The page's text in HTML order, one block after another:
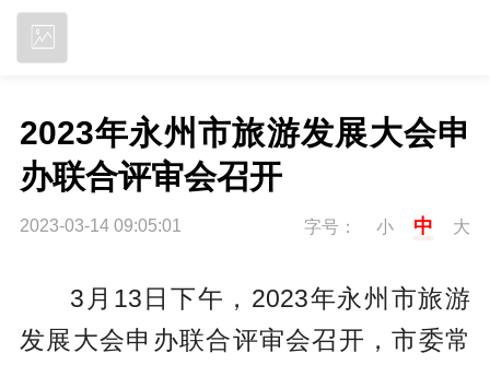
2023年永州市旅游发展大会申
办联合评审会召开
2023-03-14 09:05:01 字号： 小 中 大
3月13日下午，2023年永州市旅游
发展大会申办联合评审会召开，市委常